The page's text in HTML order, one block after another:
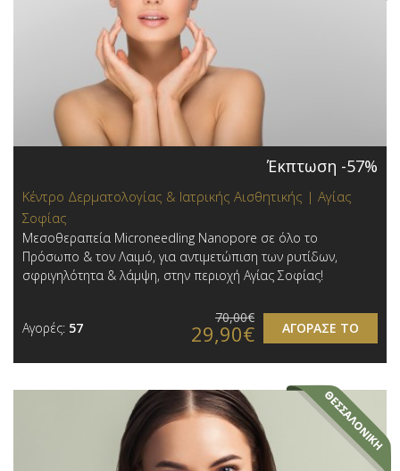
Έκπτωση -57%
Κέντρο Δερματολογίας & Ιατρικής Αισθητικής | Αγίας
Σοφίας
Μεσοθεραπεία Microneedling Nanopore σε όλο το
Πρόσωπο & τον Λαιμό, για αντιμετώπιση των ρυτίδων,
σφριγηλότητα & λάμψη, στην περιοχή Αγίας Σοφίας!
Αγορές: 57 ΑΓΟΡΑΣΕ ΤΟ
70,00€
29,90€